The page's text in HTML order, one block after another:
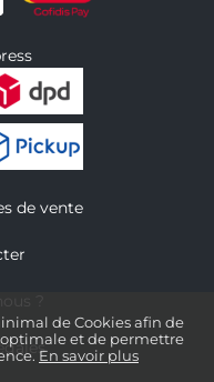
de Cookies afin de
et de permettre
En savoir plus
de vente